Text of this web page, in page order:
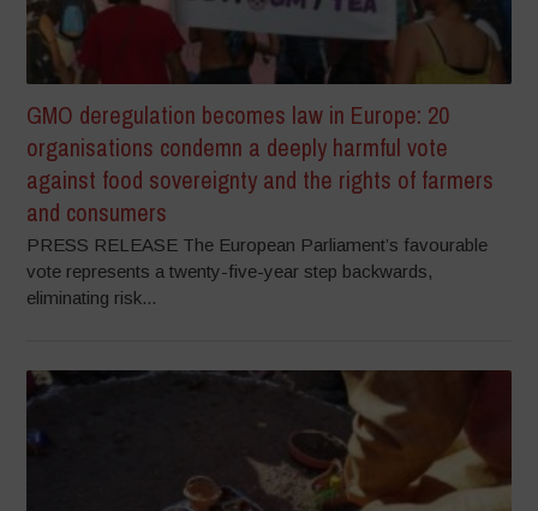
GMO deregulation becomes law in Europe: 20
organisations condemn a deeply harmful vote
against food sovereignty and the rights of farmers
and consumers
PRESS RELEASE The European Parliament’s favourable
vote represents a twenty-five-year step backwards,
eliminating risk...